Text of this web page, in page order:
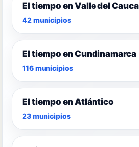
El tiempo en Valle del Cauca
42 municipios
El tiempo en Cundinamarca
116 municipios
El tiempo en Atlántico
23 municipios